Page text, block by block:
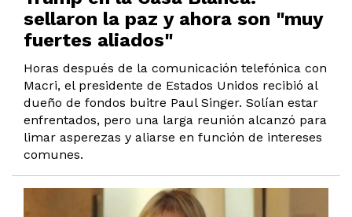
sellaron la paz y ahora son "muy
fuertes aliados"
Horas después de la comunicación telefónica con
Macri, el presidente de Estados Unidos recibió al
dueño de fondos buitre Paul Singer. Solían estar
enfrentados, pero una larga reunión alcanzó para
limar asperezas y aliarse en función de intereses
comunes.